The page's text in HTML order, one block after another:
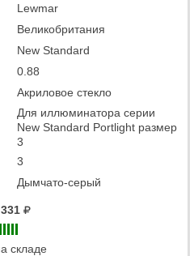
Lewmar
Великобритания
New Standard
0.88
Акриловое стекло
Для иллюминатора серии
New Standard Portlight размер
3
3
Дымчато-серый
складе